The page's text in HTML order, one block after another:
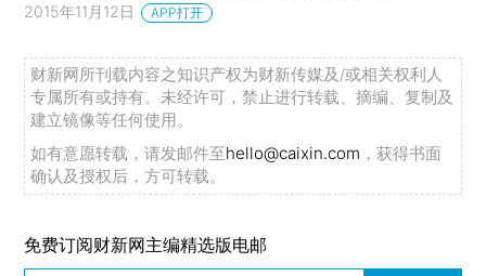
2015年11月12日 APP打开
财新网所刊载内容之知识产权为财新传媒及/或相关权利人
专属所有或持有。未经许可，禁止进行转载、摘编、复制及
建立镜像等任何使用。
如有意愿转载，请发邮件至hello@caixin.com ，获得书面
确认及授权后，方可转载。
免费订阅财新网主编精选版电邮